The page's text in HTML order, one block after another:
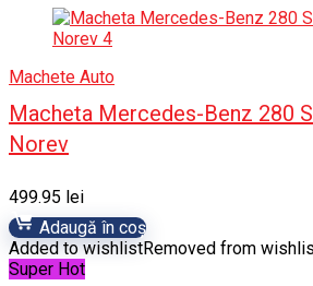
Machete Auto
Macheta Mercedes-Benz 280
Norev
499.95 lei
Adaugă în coș
Added to wishlistRemoved from
Super Hot